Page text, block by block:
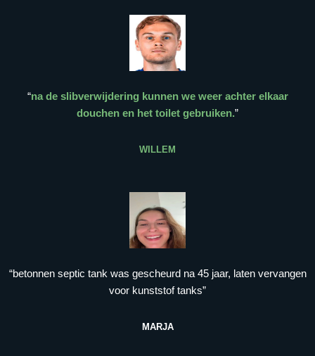
“na de slibverwijdering kunnen we weer achter elkaar
douchen en het toilet gebruiken.”
WILLEM
“betonnen septic tank was gescheurd na 45 jaar, laten vervangen
voor kunststof tanks”
MARJA